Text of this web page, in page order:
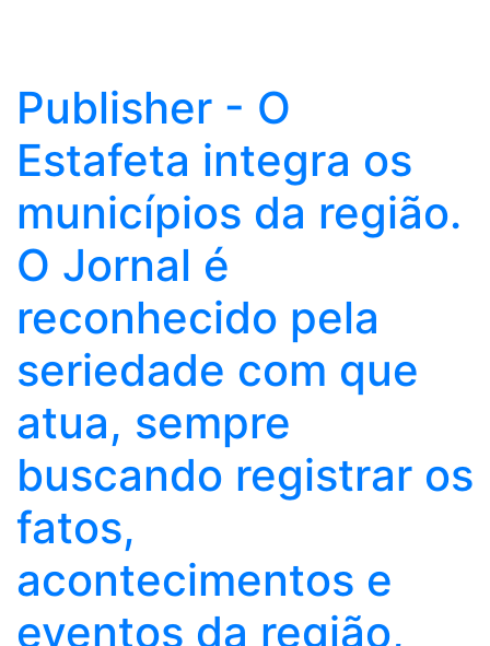
Publisher - O
Estafeta integra os
municípios da região.
O Jornal é
reconhecido pela
seriedade com que
atua, sempre
buscando registrar os
fatos,
acontecimentos e
eventos da região,